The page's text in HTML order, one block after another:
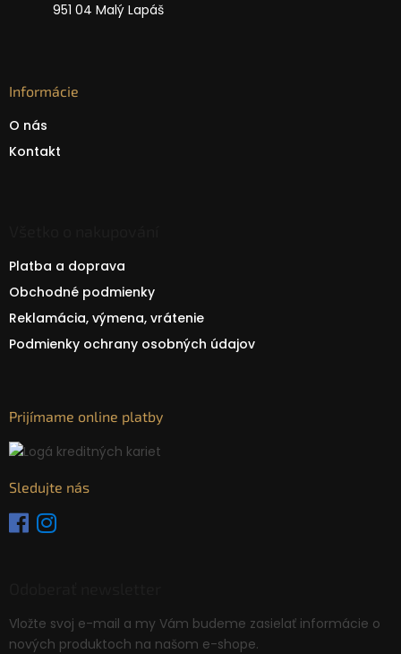
951 04 Malý Lapáš
Informácie
O nás
Kontakt
Platba a doprava
Obchodné podmienky
Reklamácia, výmena, vrátenie
Podmienky ochrany osobných údajov
Prijímame online platby
Sledujte nás
Vložte svoj e-mail a my Vám budeme zasielať informácie o
nových produktoch na našom e-shope.